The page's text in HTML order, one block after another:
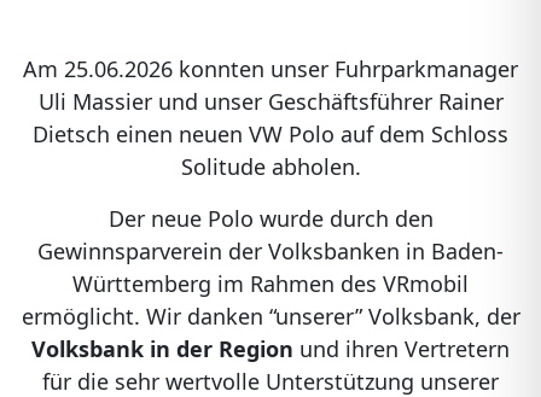
Am 25.06.2026 konnten unser Fuhrparkmanager
Uli Massier und unser Geschäftsführer Rainer
Dietsch einen neuen VW Polo auf dem Schloss
Solitude abholen.
Der neue Polo wurde durch den
Gewinnsparverein der Volksbanken in Baden-
Württemberg im Rahmen des VRmobil
ermöglicht. Wir danken “unserer” Volksbank, der
Volksbank in der Region und ihren Vertretern
für die sehr wertvolle Unterstützung unserer